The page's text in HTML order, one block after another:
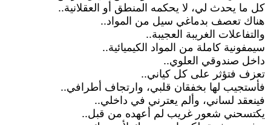
كل ما يحدث لي، لا يحكمه المنطق أو العقلانية..
هناك تعصف بدماغي سيل من المواد..
والتفاعلات الغريبة العجيبة..
سيمفونية كاملة من المواد الكيميائية..
داخل صندوقي العلوي..
تعزف فتؤثر على كل كياني..
فأستجيب لها بخفقان قلبي، وارتجاف أطرافي..
فينعقد لساني، وألم يعترني في داخلي..
يكتسحني شعور غريب لم أعهده من قبل..